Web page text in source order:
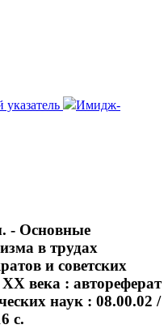
Имидж-
- Основные
в трудах
и советских
века : автореферат
наук : 08.00.02 /
с.